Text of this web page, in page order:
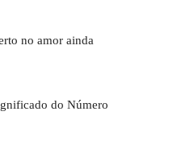
no amor ainda
do Número